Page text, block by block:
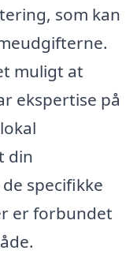
som kan
muligt at
ekspertise på
din
specifikke
er forbundet